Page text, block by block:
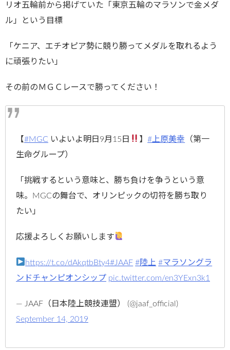
リオ五輪前から掲げていた「東京五輪のマラソンで金メダ
ル」という目標
「ケニア、エチオピア勢に競り勝ってメダルを取れるよう
に頑張りたい」
その前のＭＧＣレースで勝ってください！
【#MGC いよいよ明日9月15日 】#上原美幸 （第一
生命グループ）
「挑戦するという意味と、勝ち負けを争うという意
味。MGCの舞台で、オリンピックの切符を勝ち取り
たい」
応援よろしくお願いします
https://t.co/dAkqtbBty4#JAAF #陸上 #マラソングラ
ンドチャンピオンシップ pic.twitter.com/en3YExn3k1
— JAAF（日本陸上競技連盟） (@jaaf_official)
September 14, 2019